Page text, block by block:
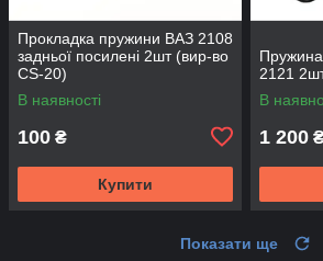
Прокладка пружини ВАЗ 2108
задньої посилені 2шт (вир-во
CS-20)
В наявності
100 ₴
Купити
Пружина
2121
В
1 200
Показати ще